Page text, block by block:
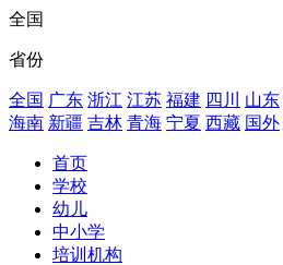
全国
省份
全国 广东 浙江 江苏 福建 四川 山东
海南 新疆 吉林 青海 宁夏 西藏 国外
首页
学校
幼儿
中小学
培训机构